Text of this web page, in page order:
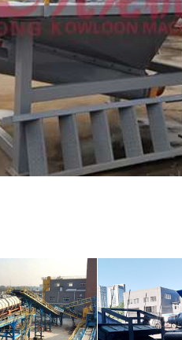
破碎机 综合
粉碎机 稻草